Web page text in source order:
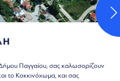
Παγγαίου, σας καλωσορίζουν
το Κοκκινόχωμα, και σας